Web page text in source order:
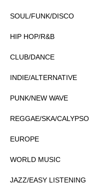
SOUL/FUNK/DISCO
HIP HOP/R&B
CLUB/DANCE
INDIE/ALTERNATIVE
PUNK/NEW WAVE
REGGAE/SKA/CALYPSO
EUROPE
WORLD MUSIC
JAZZ/EASY LISTENING